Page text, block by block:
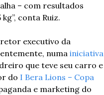
– com resultados
conta Ruiz.
executivo da
numa iniciativa
que teve seu carro e
do I Bera Lions – Copa
e marketing do